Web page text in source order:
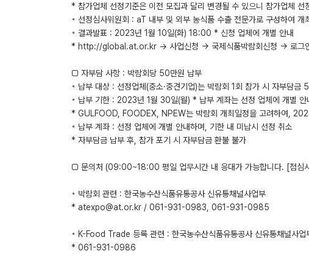
* 참가업체 선정기준은 이전 모집과 달리 변경될 수 있으니 참가업체 선
◦ 선정심사위원회 : aT 내부 및 외부 농식품 수출 전문가로 구성하여 개
◦ 결과발표 : 2023년 1월 10일(화) 18:00 * 신청 업체에 개별 안내
* http://global.at.or.kr → 사업신청 → 국제식품박람회신청 → 로그
□ 자부담 사항 : 박람회당 50만원 납부
◦ 납부 대상 : 선정업체(중소·중견기업)는 박람회 1회 참가 시 자부담금
◦ 납부 기한 : 2023년 1월 30일(월) * 납부 계좌는 선정 업체에 개별 안
* GULFOOD, FOODEX, NPEW는 박람회 개최일정을 고려하여,
◦ 납부 계좌 : 선정 업체에 개별 안내하며, 기한 내 미납시 선정 취소
* 자부담금 납부 후, 참가 포기 시 자부담금 환불 불가
□ 문의처 (09:00~18:00 평일 업무시간 내 응대가 가능합니다. [점
◦ 박람회 관련 : 한국농수산식품유통공사 신유통채널사업부
* atexpo@at.or.kr / 061-931-0983, 061-931-0985
◦ K-Food Trade 등록 관련 : 한국농수산식품유통공사 신유통채널사업
* 061-931-0986